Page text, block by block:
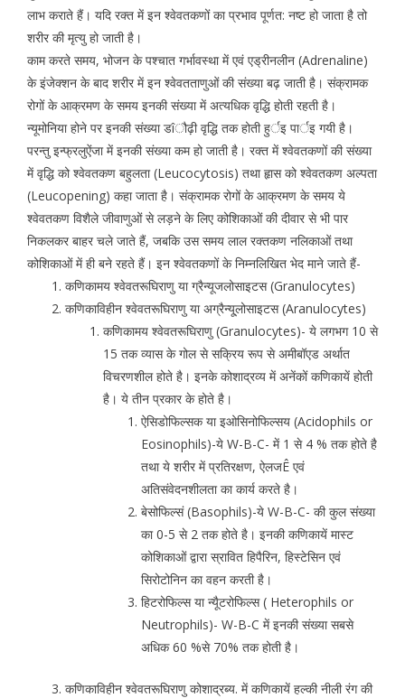
लाभ कराते हैं। यदि रक्त में इन श्वेवतकणों का प्रभाव पूर्णत: नष्ट हो जाता है तो
शरीर की मृत्यु हो जाती है।
काम करते समय, भोजन के पश्चात गर्भावस्था में एवं एड्रीनलीन (Adrenaline)
के इंजेक्शन के बाद शरीर में इन श्वेवतताणुओं की संख्या बढ़ जाती है। संक्रामक
रोगों के आक्रमण के समय इनकी संख्या में अत्यधिक वृद्धि होती रहती है।
न्यूमोनिया होने पर इनकी संख्या डîौढ़ी वृद्धि तक होती हुर्इ पार्इ गयी है।
परन्तु इन्फ्रलुऐंजा में इनकी संख्या कम हो जाती है। रक्त में श्वेवतकणों की संख्या
में वृद्धि को श्वेवतकण बहुलता (Leucocytosis) तथा हृास को श्वेवतकण अल्पता
(Leucopening) कहा जाता है। संक्रामक रोगों के आक्रमण के समय ये
श्वेवतकण विशैले जीवाणुओं से लड़ने के लिए कोशिकाओं की दीवार से भी पार
निकलकर बाहर चले जाते हैं, जबकि उस समय लाल रक्तकण नलिकाओं तथा
कोशिकाओं में ही बने रहते हैं। इन श्वेवतकणों के निम्नलिखित भेद माने जाते हैं-
कणिकामय श्वेवतरूघिराणु या ग्रैन्यूजलोसाइटस (Granulocytes)
कणिकाविहीन श्वेवतरूघिराणु या अग्रैन्यू्लोसाइटस (Aranulocytes)
कणिकामय श्वेवतरूघिराणु (Granulocytes)- ये लगभग 10 से
15 तक व्यास के गोल से सक्रिय रूप से अमीबॉएड अर्थात
विचरणशील होते है। इनके कोशाद्रव्य में अनेंकों कणिकायें होती
है। ये तीन प्रकार के होते है।
ऐसिडोफिल्सक या इओसिनोफिल्सय (Acidophils or
Eosinophils)-ये W-B-C- में 1 से 4 % तक होते है
तथा ये शरीर में प्रतिरक्षण, ऐलजÊ एवं
अतिसंवेदनशीलता का कार्य करते है।
बेसोफिल्सं (Basophils)-ये W-B-C- की कुल संख्या
का 0-5 से 2 तक होते है। इनकी कणिकायें मास्ट
कोशिकाओं द्वारा स्रावित हिपैरिन, हिस्टेसिन एवं
सिरोटोनिन का वहन करती है।
हिटरोफिल्स या न्यूैटरोफिल्स ( Heterophils or
Neutrophils)- W-B-C में इनकी संख्या सबसे
अधिक 60 %से 70% तक होती है।
कणिकाविहीन श्वेवतरूघिराणु कोशाद्रब्य. में कणिकायें हल्की नीली रंग की